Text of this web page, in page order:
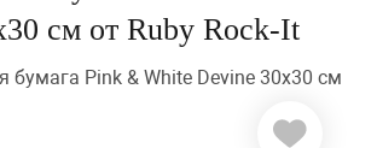
см от Ruby Rock-It